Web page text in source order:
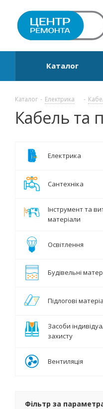
Каталог
Каталог - Електрика -
Кабель та
Електрика
Сантехніка
Інструмент та
матеріали
Освітлення
Будівельні
Підлогові
Засоби
захисту
Вентиляція
Фільтр за